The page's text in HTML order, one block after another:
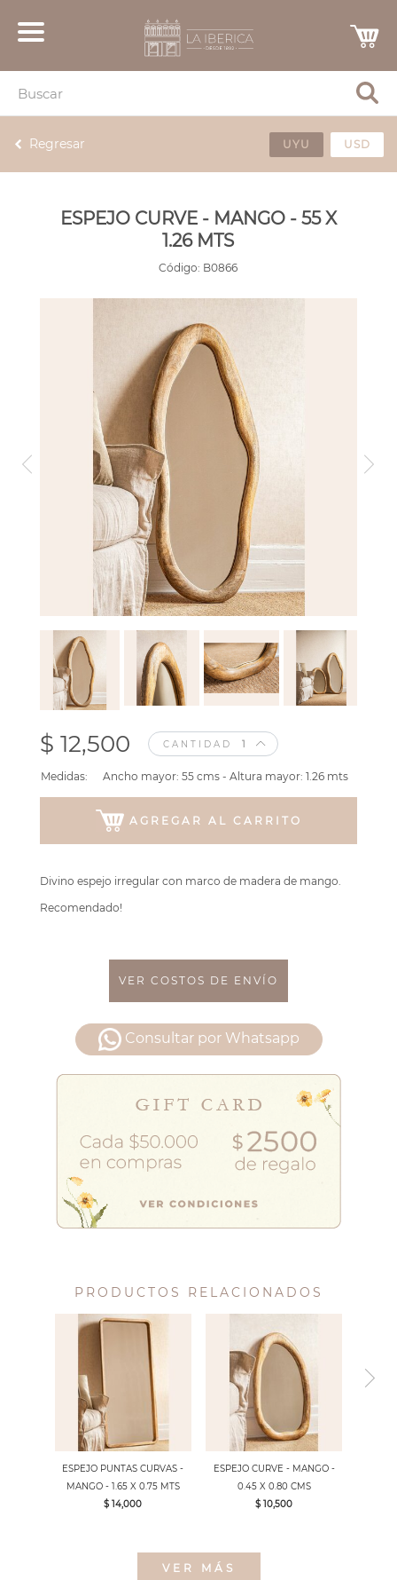
Regresar UYU USD
ESPEJO CURVE - MANGO - 55 X
1.26 MTS
Código: B0866
$ 12,500 CANTIDAD
Medidas: Ancho mayor: 55 cms - Altura mayor: 1.26 mts
AGREGAR AL CARRITO
Divino espejo irregular con marco de madera de mango.
Recomendado!
VER COSTOS DE ENVÍO
Consultar por Whatsapp
PRODUCTOS RELACIONADOS
ESPEJO PUNTAS CURVAS -
MANGO - 1.65 X 0.75 MTS
$ 14,000
ESPEJO CURVE - MANGO -
0.45 X 0.80 CMS
$ 10,500
VER MÁS